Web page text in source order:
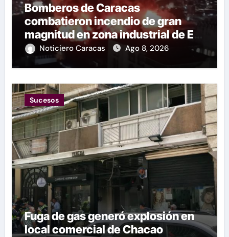
Bomberos de Caracas
combatieron incendio de gran
magnitud en zona industrial de El
Llanito
Noticiero Caracas Ago 8, 2026
Sucesos
Fuga de gas generó explosión en
local comercial de Chacao